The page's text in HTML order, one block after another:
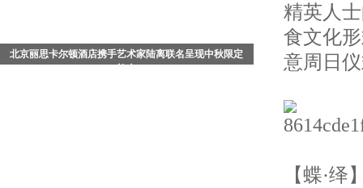
北京丽思卡尔顿酒店携手艺术家陆离联名呈现中秋限定
精英人
食文化
意周日
【蝶·